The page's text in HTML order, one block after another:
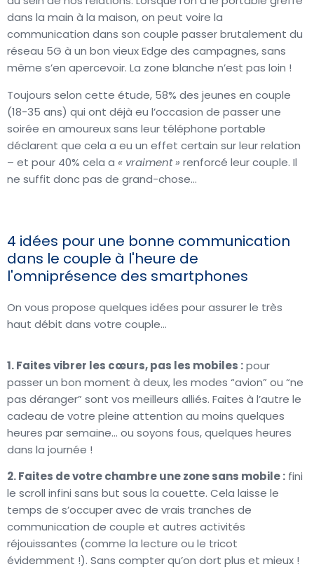
dans la main à la maison, on peut voire la
communication dans son couple passer brutalement du
réseau 5G à un bon vieux Edge des campagnes, sans
même s’en apercevoir. La zone blanche n’est pas loin !
Toujours selon cette étude, 58% des jeunes en couple
(18-35 ans) qui ont déjà eu l’occasion de passer une
soirée en amoureux sans leur téléphone portable
déclarent que cela a eu un effet certain sur leur relation
– et pour 40% cela a « vraiment » renforcé leur couple. Il
ne suffit donc pas de grand-chose…
4 idées pour une bonne communication
dans le couple à l'heure de
l'omniprésence des smartphones
On vous propose quelques idées pour assurer le très
haut débit dans votre couple…
1. Faites vibrer les cœurs, pas les mobiles :pour
passer un bon moment à deux, les modes “avion” ou “ne
pas déranger” sont vos meilleurs alliés. Faites à l’autre le
cadeau de votre pleine attention au moins quelques
heures par semaine… ou soyons fous, quelques heures
dans la journée !
2. Faites de votre chambre une zone sans mobile : fini
le scroll infini sans but sous la couette. Cela laisse le
temps de s’occuper avec de vrais tranches de
communication de couple et autres activités
réjouissantes (comme la lecture ou le tricot
évidemment !). Sans compter qu’on dort plus et mieux !